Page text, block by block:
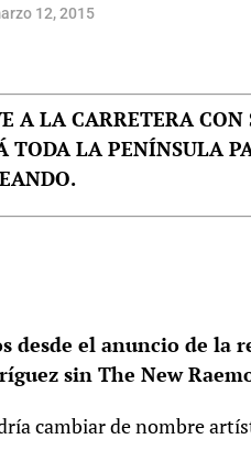
12, 2015
A LA CARRETERA CON
TODA LA PENÍNSULA
desde el anuncio de
sin The New
cambiar de nombre